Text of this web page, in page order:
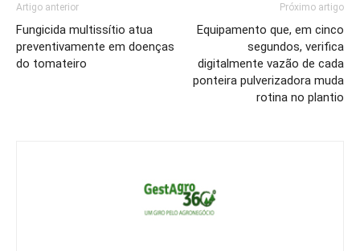
Artigo anterior
Fungicida multissítio atua
preventivamente em doenças
do tomateiro
Próximo artigo
Equipamento que, em cinco
segundos, verifica
digitalmente vazão de cada
ponteira pulverizadora muda
rotina no plantio